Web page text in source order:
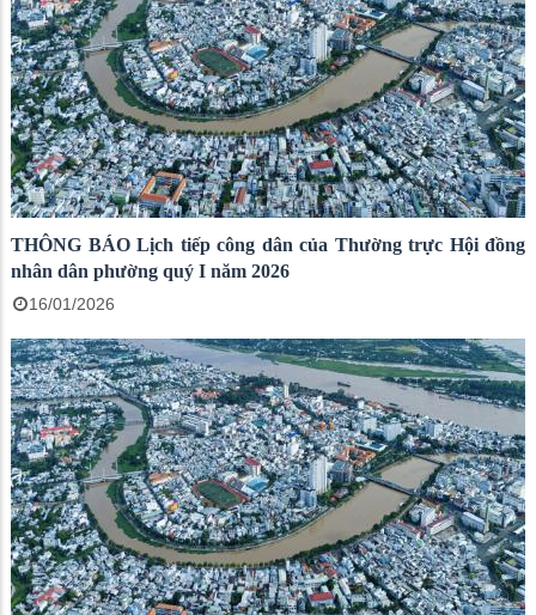
THÔNG BÁO Lịch tiếp công dân của Thường trực Hội đồng
nhân dân phường quý I năm 2026
16/01/2026